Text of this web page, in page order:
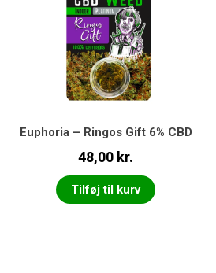
Euphoria – Ringos Gift 6% CBD
48,00 kr.
Tilføj til kurv